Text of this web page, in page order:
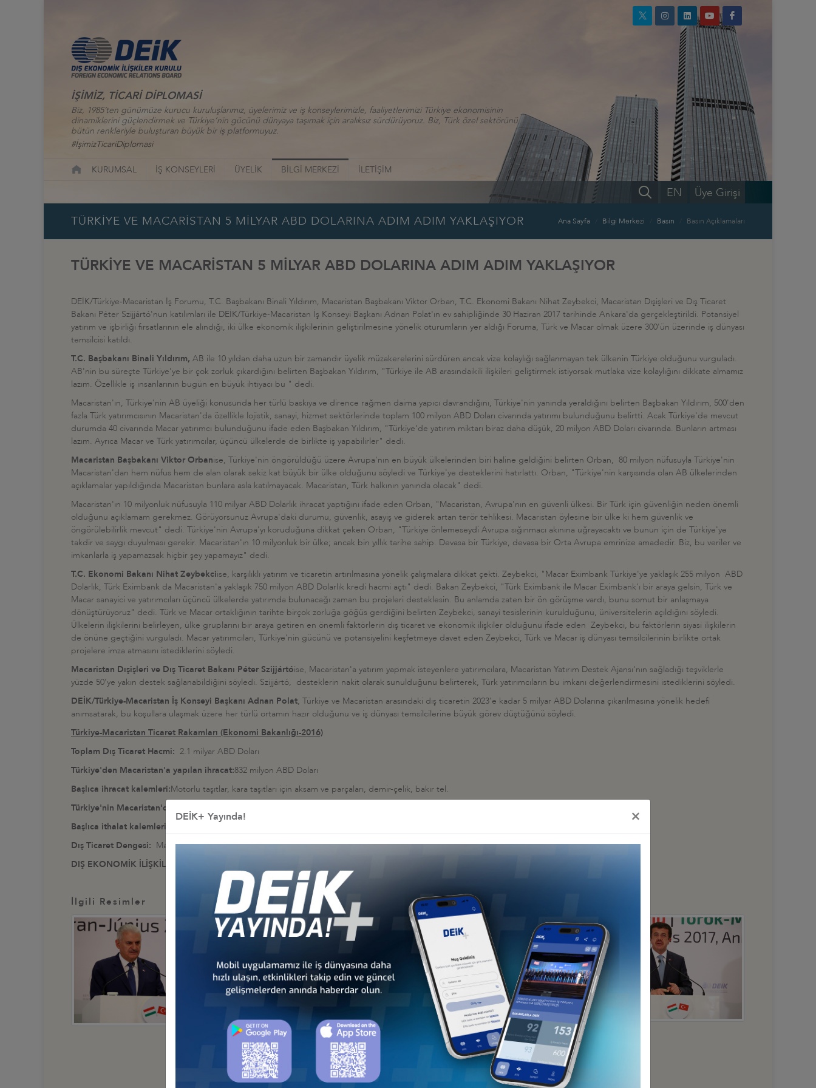
İŞİMİZ, TİCARİ DİPLOMASİ
Biz, 1985’ten günümüze kurucu kuruluşlarımız, üyelerimiz ve iş konseylerimizle, faaliyetlerimizi Türkiye ekonomisinin
dinamiklerini güçlendirmek ve Türkiye’nin gücünü dünyaya taşımak için aralıksız sürdürüyoruz. Biz, Türk özel sektörünü
bütün renkleriyle buluşturan büyük bir iş platformuyuz.
#İşimizTicariDiplomasi
KURUMSAL İŞ KONSEYLERİ ÜYELİK BİLGİ MERKEZİ İLETİŞİM
Üye Girişi
EN
TÜRKİYE VE MACARİSTAN 5 MİLYAR ABD DOLARINA ADIM ADIM YAKLAŞIYOR Ana Sayfa Bilgi Merkezi Basın Basın Açıklamaları
TÜRKİYE VE MACARİSTAN 5 MİLYAR ABD DOLARINA ADIM ADIM YAKLAŞIYOR
DEİK/Türkiye-Macaristan İş Forumu, T.C. Başbakanı Binali Yıldırım, Macaristan Başbakanı Viktor Orban, T.C. Ekonomi Bakanı Nihat Zeybekci, Macaristan Dışişleri ve Dış Ticaret
Bakanı Péter Szijjártó'nun katılımları ile DEİK/Türkiye-Macaristan İş Konseyi Başkanı Adnan Polat'ın ev sahipliğinde 30 Haziran 2017 tarihinde Ankara'da gerçekleştirildi. Potansiyel
yatırım ve işbirliği fırsatlarının ele alındığı, iki ülke ekonomik ilişkilerinin geliştirilmesine yönelik oturumların yer aldığı Foruma, Türk ve Macar olmak üzere 300'ün üzerinde iş dünyası
temsilcisi katıldı.
T.C. Başbakanı Binali Yıldırım, AB ile 10 yıldan daha uzun bir zamandır üyelik müzakerelerini sürdüren ancak vize kolaylığı sağlanmayan tek ülkenin Türkiye olduğunu vurguladı.
AB'nin bu süreçte Türkiye'ye bir çok zorluk çıkardığını belirten Başbakan Yıldırım, "Türkiye ile AB arasındaikili ilişkileri geliştirmek istiyorsak mutlaka vize kolaylığını dikkate almamız
lazım. Özellikle iş insanlarının bugün en büyük ihtiyacı bu " dedi.
Macaristan'ın, Türkiye'nin AB üyeliği konusunda her türlü baskıya ve dirence rağmen daima yapıcı davrandığını, Türkiye'nin yanında yeraldığını belirten Başbakan Yıldırım, 500'den
fazla Türk yatırımcısının Macaristan'da özellikle lojistik, sanayi, hizmet sektörlerinde toplam 100 milyon ABD Doları civarında yatırımı bulunduğunu belirtti. Acak Türkiye'de mevcut
durumda 40 civarında Macar yatırımcı bulunduğunu ifade eden Başbakan Yıldırım, "Türkiye'de yatırım miktarı biraz daha düşük, 20 milyon ABD Doları civarında. Bunların artması
lazım. Ayrıca Macar ve Türk yatırımcılar, üçüncü ülkelerde de birlikte iş yapabilirler" dedi.
Macaristan Başbakanı Viktor Orbanise, Türkiye'nin öngörüldüğü üzere Avrupa'nın en büyük ülkelerinden biri haline geldiğini belirten Orban, 80 milyon nüfusuyla Türkiye'nin
Macaristan'dan hem nüfus hem de alan olarak sekiz kat büyük bir ülke olduğunu söyledi ve Türkiye'ye desteklerini hatırlattı. Orban, "Türkiye'nin karşısında olan AB ülkelerinden
açıklamalar yapıldığında Macaristan bunlara asla katılmayacak. Macaristan, Türk halkının yanında olacak" dedi.
Macaristan'ın 10 milyonluk nüfusuyla 110 milyar ABD Dolarlık ihracat yaptığını ifade eden Orban, "Macaristan, Avrupa'nın en güvenli ülkesi. Bir Türk için güvenliğin neden önemli
olduğunu açıklamam gerekmez. Görüyorsunuz Avrupa'daki durumu, güvenlik, asayiş ve giderek artan terör tehlikesi. Macaristan öylesine bir ülke ki hem güvenlik ve
öngörülebilirlik mevcut" dedi. Türkiye'nin Avrupa'yı koruduğuna dikkat çeken Orban, "Türkiye önlemeseydi Avrupa sığınmacı akınına uğrayacaktı ve bunun için de Türkiye'ye
takdir ve saygı duyulması gerekir. Macaristan'ın 10 milyonluk bir ülke; ancak bin yıllık tarihe sahip. Devasa bir Türkiye, devasa bir Orta Avrupa emrinize amadedir. Biz, bu veriler ve
imkanlarla iş yapamazsak hiçbir şey yapamayız" dedi.
T.C. Ekonomi Bakanı Nihat Zeybekciise, karşılıklı yatırım ve ticaretin artırılmasına yönelik çalışmalara dikkat çekti. Zeybekci, "Macar Eximbank Türkiye'ye yaklaşık 255 milyon ABD
Dolarlık, Türk Eximbank da Macaristan'a yaklaşık 750 milyon ABD Dolarlık kredi hacmi açtı" dedi. Bakan Zeybekci, "Türk Eximbank ile Macar Eximbank'ı bir araya gelsin, Türk ve
Macar sanayici ve yatırımcıları üçüncü ülkelerde yatırımda bulunacağı zaman bu projeleri desteklesin. Bu anlamda zaten bir ön görüşme vardı, bunu somut bir anlaşmaya
dönüştürüyoruz" dedi. Türk ve Macar ortaklığının tarihte birçok zorluğa göğüs gerdiğini belirten Zeybekci, sanayi tesislerinin kurulduğunu, üniversitelerin açıldığını söyledi.
Ülkelerin ilişkilerini belirleyen, ülke gruplarını bir araya getiren en önemli faktörlerin dış ticaret ve ekonomik ilişkiler olduğunu ifade eden Zeybekci, bu faktörlerin siyasi ilişkilerin
de önüne geçtiğini vurguladı. Macar yatırımcıları, Türkiye'nin gücünü ve potansiyelini keşfetmeye davet eden Zeybekci, Türk ve Macar iş dünyası temsilcilerinin birlikte ortak
projelere imza atmasını istediklerini söyledi.
Macaristan Dışişleri ve Dış Ticaret Bakanı Péter Szijjártóise, Macaristan'a yatırım yapmak isteyenlere yatırımcılara, Macaristan Yatırım Destek Ajansı'nın sağladığı teşviklerle
yüzde 50'ye yakın destek sağlanabildiğini söyledi. Szijjártó, desteklerin nakit olarak sunulduğunu belirterek, Türk yatırımcıların bu imkanı değerlendirmesini istediklerini söyledi.
DEİK/Türkiye-Macaristan İş Konseyi Başkanı Adnan Polat, Türkiye ve Macaristan arasındaki dış ticaretin 2023'e kadar 5 milyar ABD Dolarına çıkarılmasına yönelik hedefi
anımsatarak, bu koşullara ulaşmak üzere her türlü ortamın hazır olduğunu ve iş dünyası temsilcilerine büyük görev düştüğünü söyledi.
Türkiye-Macaristan Ticaret Rakamları (Ekonomi Bakanlığı-2016)
Toplam Dış Ticaret Hacmi: 2.1 milyar ABD Doları
Türkiye'den Macaristan'a yapılan ihracat:832 milyon ABD Doları
Başlıca ihracat kalemleri:Motorlu taşıtlar, kara taşıtları için aksam ve parçaları, demir-çelik, bakır tel.
Türkiye'nin Macaristan'dan yaptığı ithalat:
Başlıca ithalat kalemleri
Dış Ticaret Dengesi: Macaristan lehine 469 milyon ABD Doları
DIŞ EKONOMİK İLİŞKİLER KURULU
İlgili Resimler
DEİK+ Yayında! ×